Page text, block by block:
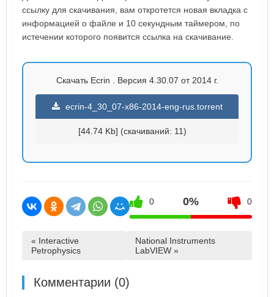
ссылку для скачивания, вам откротется новая вкладка с
информацией о файле и 10 секундным таймером, по
истечении которого появится ссылка на скачивание.
Скачать Ecrin . Версия 4.30.07 от 2014 г.
ecrin-4_30_07-x86-2014-eng-rus.torrent
[44.74 Kb] (cкачиваний: 11)
0 0% 0
« Interactive
Petrophysics
National Instruments
LabVIEW »
Комментарии (0)